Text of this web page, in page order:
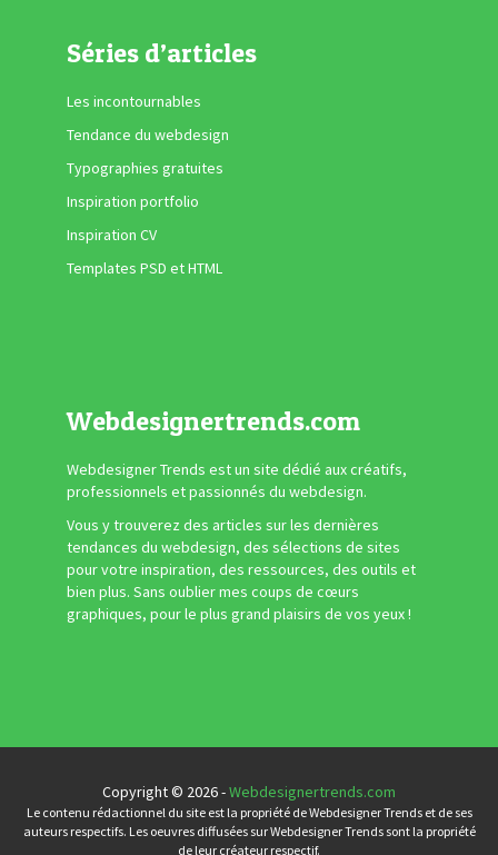
Séries d’articles
Les incontournables
Tendance du webdesign
Typographies gratuites
Inspiration portfolio
Inspiration CV
Templates PSD et HTML
Webdesignertrends.com
Webdesigner Trends est un site dédié aux créatifs,
professionnels et passionnés du webdesign.
Vous y trouverez des articles sur les dernières
tendances du webdesign, des sélections de sites
pour votre inspiration, des ressources, des outils et
bien plus. Sans oublier mes coups de cœurs
graphiques, pour le plus grand plaisirs de vos yeux !
Copyright © 2026 -Webdesignertrends.com
Le contenu rédactionnel du site est la propriété de Webdesigner Trends et de ses
auteurs respectifs. Les oeuvres diffusées sur Webdesigner Trends sont la propriété
de leur créateur respectif.